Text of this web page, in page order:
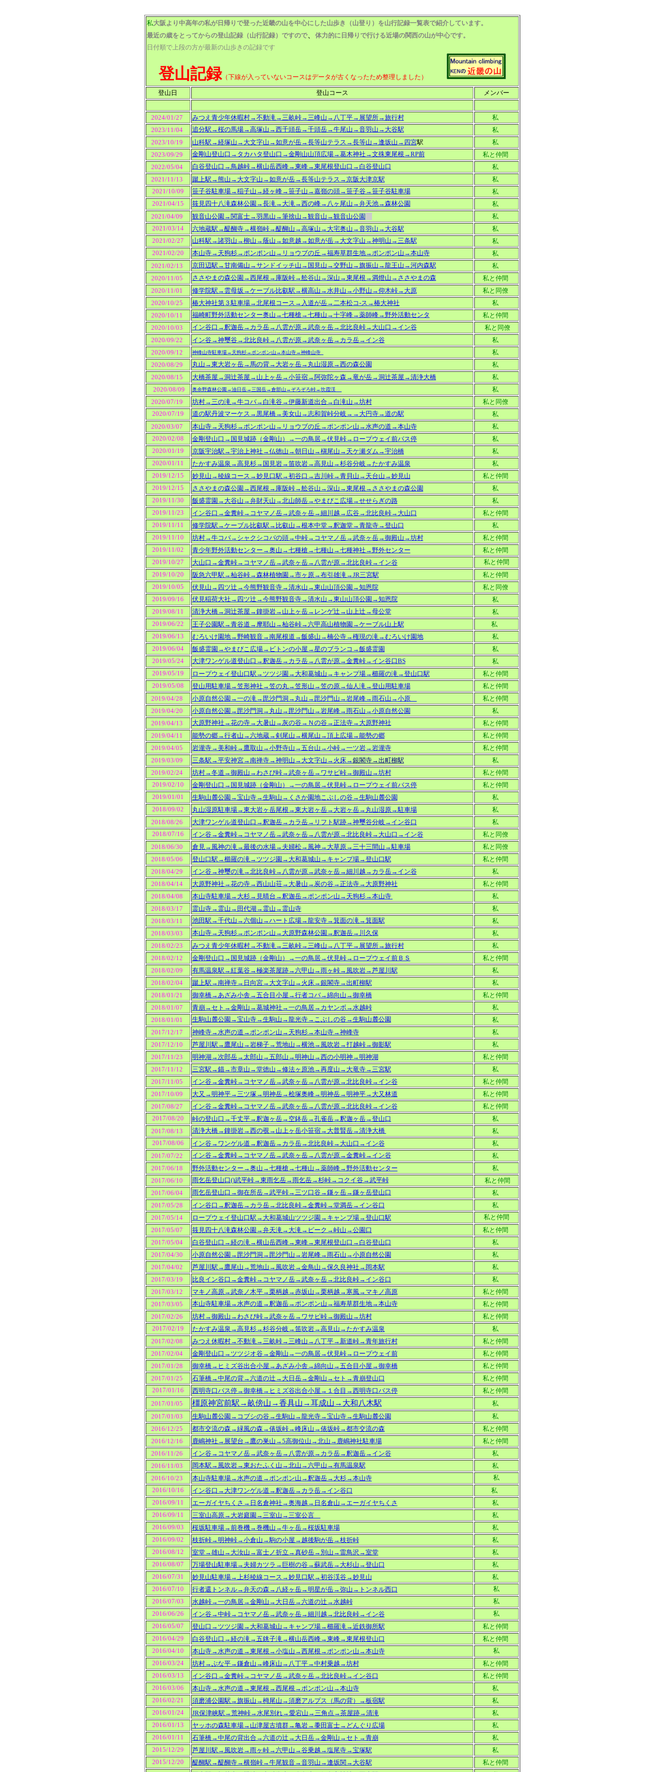
私大阪より中高年の私が日帰りで登った近畿の山を中心にした山歩き（山登り）を山行記録一覧表で紹介しています。
最近の歳をとってからの登山記録（山行記録）ですので、 体力的に日帰りで行ける近場の関西の山が中心です。
日付順で上段の方が最新の山歩きの記録です
登山記録（下線が入っていないコースはデータが古くなったため整理しました）
登山日 登山コース メンバー
2024/01/27 みつえ青少年休暇村→不動滝→三畝峠→三峰山→八丁平→展望所→旅行村
私
2023/11/04
追分駅→桜の馬場→高塚山→西千頭岳→千頭岳→牛尾山→音羽山→大谷駅
私
2023/10/19
山科駅→経塚山→大文字山→如意が岳→長等山テラス→長等山→逢坂山→四宮駅
私
2023/09/29
金剛山登山口→タカハタ登山口→金剛山山頂広場→葛木神社→文殊東尾根→RP前
私と仲間
2022/05/04
白谷登山口→鳥越峠→横山岳西峰→東峰→東尾根登山口→白谷登山口
私
2021/11/13
蹴上駅→熊山→大文字山→如意が岳→長等山テラス→京阪大津京駅
私
2021/10/09
笹子谷駐車場→稲子山→経ヶ峰→笹子山→嘉嶺の頭→笹子谷→笹子谷駐車場
私
2021/04/15
筱見四十八滝森林公園→長滝→大滝→西の峰→八ヶ尾山→弁天池→森林公園
私
2021/04/09
観音山公園→関富士→羽黒山→筆捨山→観音山→観音山公園
私
2021/03/14
六地蔵駅→醍醐寺→横嶺峠→醍醐山→高塚山→大宅奥山→音羽山→大谷駅
私
2021/02/27
山科駅→諸羽山→柳山→蔭山→如意越→如意が岳→大文字山→神明山→三条駅
私
2021/02/20
本山寺→天狗杉→ポンポン山→リョウブの丘→福寿草群生地→ポンポン山→本山寺
私
2021/02/13
京田辺駅→甘南備山→サンドイッチ山→国見山→交野山→旗振山→龍王山→河内森駅
私
2020/11/05
ささやまの森公園→西尾根→庫阪峠→舩谷山→深山→東尾根→満燈山→ささやまの森
私と仲間
2020/11/01
修学院駅→雲母坂→ケーブル比叡駅→横高山→水井山→小野山→仰木峠→大原
私と同僚
2020/10/25
椿大神社第３駐車場→北尾根コース→入道が岳→二本松コ-ス→椿大神社
私
2020/10/11
福崎町野外活動センター奥山→七種槍→七種山→十字峰→薬師峰→野外活動センタ
私と仲間
2020/10/03
イン谷口→釈迦岳→カラ岳→八雲が原→武奈ヶ岳→北比良峠→大山口→イン谷
私と同僚
2020/09/22
イン谷→神璽谷→北比良峠→八雲が原→武奈ヶ岳→カラ岳→イン谷
私
2020/09/12
神峰山寺駐車場→天狗杉→ポンポン山→本山寺→神峰山寺
私
2020/08/29
丸山→東大岩ヶ岳→馬の背→大岩ヶ岳→丸山湿原→西の森公園
私
2020/08/15
大橋茶屋→洞辻茶屋→山上ヶ岳→小笹宿→阿弥陀ヶ森→竜が岳→洞辻茶屋→清浄大橋
私
2020/08/09
奥余野森林公園→油日岳→三国岳→倉部山→ぞろぞろ峠→坎霞渓
私
2020/07/19
坊村→三の滝→牛コバ→白滝谷→伊藤新道出合→白滝山→坊村
私と同僚
2020/07/19
道の駅丹波マーケス→黒尾橋→美女山→志和賀峠分岐→→大円寺→道の駅
私
2020/03/07
本山寺→天狗杉→ポンポン山→リョウブの丘→ポンポン山→水声の道→本山寺
私
2020/02/08
金剛登山口→国見城跡（金剛山）→一の鳥居→伏見峠→ロープウェイ前バス停
私
2020/01/19
京阪宇治駅→宇治上神社→仏徳山→朝日山→槇尾山→天ケ瀬ダム→宇治橋
私
2020/01/11
たかすみ温泉→高見杉→国見岩→笛吹岩→高見山→杉谷分岐→たかすみ温泉
私
2019/12/15
妙見山→稜線コース→妙見口駅→初谷口→吉川峠→青貝山→天台山→妙見山
私と仲間
2019/12/15
ささやまの森公園→西尾根→庫阪峠→舩谷山→深山→東尾根→ささやまの森公園
私
2019/11/30
飯盛霊園→大谷山→弁財天山→北山師岳→やまびこ広場→せせらぎの路
私
2019/11/23
イン谷口→金糞峠→コヤマノ岳→武奈ヶ岳→細川越→広谷→北比良峠→大山口
私と仲間
2019/11/11
修学院駅→ケーブル比叡駅→比叡山→根本中堂→釈迦堂→青龍寺→登山口
私
2019/11/10
坊村→牛コバ→シャクシコバの頭→中峠→コヤマノ岳→武奈ヶ岳→御殿山→坊村
私と仲間
2019/11/02
青少年野外活動センター→奥山→七種槍→七種山→七種神社→野外センター
私と仲間
2019/10/27
大山口→金糞峠→コヤマノ岳→武奈ヶ岳→八雲が原→北比良峠→イン谷
私と仲間
2019/10/20
阪急六甲駅→杣谷峠→森林植物園→市ヶ原→布引雄滝→JR三宮駅
私と仲間
2019/10/05
伏見山→四ツ辻→今熊野観音寺→清水山→東山山頂公園→知恩院
私と同僚
2019/09/16
伏見稲荷大社→四ツ辻→今熊野観音寺→清水山→東山山頂公園→知恩院
私
2019/08/11
清浄大橋→洞辻茶屋→鐘掛岩→山上ヶ岳→レンゲ辻→山上辻→母公堂
私
2019/06/22
王子公園駅→青谷道→ 摩耶山→杣谷峠→六甲高山植物園→ケーブル山上駅
私
2019/06/13
むろいけ園地→野崎観音→南尾根道→飯盛山→楠公寺→権現の滝→むろいけ園地
私
2019/06/04
飯盛霊園→やまびこ広場→ビトンの小屋→星のブランコ→飯盛霊園
私
2019/05/24
大津ワンゲル道登山口→釈迦岳→カラ岳→八雲が原→金糞峠→イン谷口BS
私
2019/05/19
ロープウェイ登山口駅→ツツジ園→大和葛城山→キャンプ場→櫛羅の滝→登山口駅
私と仲間
2019/05/08
登山用駐車場→笠形神社→笠の丸→笠形山→笠の原→仙人滝→登山用駐車場
私と仲間
2019/04/28
小原自然公園 →一の滝→毘沙門洞→丸山→毘沙門山→岩尾峰→雨石山→小原
私と仲間
2019/04/20
小原自然公園 →毘沙門洞→丸山→毘沙門山→岩尾峰→雨石山→小原自然公園
私
2019/04/13
大原野神社→花の寺→大暑山→灰の谷→Ｎの谷→正法寺→大原野神社
私と仲間
2019/04/11
能勢の郷→行者山→六地蔵→剣尾山→横尾山→頂上広場→能勢の郷
私と仲間
2019/04/05
岩瀧寺→美和峠→鷹取山→小野寺山→五台山→小峠→一ツ岩→岩瀧寺
私と仲間
2019/03/09
三条駅→平安神宮→南禅寺→神明山→大文字山→火床→銀閣寺→出町柳駅
私
2019/02/24
坊村→冬道→御殿山→わさび峠→武奈ヶ岳→ワサビ峠→御殿山→坊村
私と仲間
2019/02/10
金剛登山口→国見城跡（金剛山）→一の鳥居→伏見峠→ロープウェイ前バス停
私と仲間
2019/01/01
生駒山麓公園→宝山寺→生駒山→くさか園地こぶしの谷→生駒山麓公園
私
2018/09/02
丸山湿原駐車場→東大岩ヶ岳尾根→東大岩ヶ岳→大岩ヶ岳→丸山湿原→駐車場
私
2018/08/26
大津ワンゲル道登山口→釈迦岳→カラ岳→リフト駅跡→神璽谷分岐→イン谷口
私
2018/07/16
イン谷→金糞峠→コヤマノ岳→武奈ヶ岳→八雲が原→北比良峠→大山口→イン谷
私と同僚
2018/06/30
倉見→風神の滝→最後の水場→夫婦松→風神→大草原→三十三間山→駐車場
私と同僚
2018/05/06
登山口駅→櫛羅の滝→ツツジ園→大和葛城山→キャンプ場→登山口駅
私と仲間
2018/04/29
イン谷→神璽の滝→北比良峠→八雲が原→武奈ヶ岳→細川越→カラ岳→イン谷
私
2018/04/14
大原野神社→花の寺→西山山荘→大暑山→炭の谷→正法寺→大原野神社
私と仲間
2018/04/08
本山寺駐車場→ 大杉→見晴台→釈迦岳→ポンポン山→天狗杉→本山寺
私
2018/03/17
霊山寺→霊山→田代湖→霊山→霊山寺
私
2018/03/11
池田駅→千代山→六個山→ハート広場→龍安寺→箕面の滝→箕面駅
私
2018/03/03
本山寺→天狗杉→ポンポン山→大原野森林公園→釈迦岳→川久保
私
2018/02/23
みつえ青少年休暇村→不動滝→三畝峠→三峰山→八丁平→展望所→旅行村
私
2018/02/12
金剛登山口→国見城跡（金剛山）→一の鳥居→伏見峠→ロープウェイ前ＢＳ
私と仲間
2018/02/09
有馬温泉駅→紅葉谷→極楽茶屋跡→六甲山→雨ヶ峠→風吹岩→芦屋川駅
私
2018/02/04
蹴上駅→南禅寺→日向宮→大文字山→火床→銀閣寺→出町柳駅
私
2018/01/21
御幸橋→あざみ小舎→五合目小屋→行者コバ→綿向山 →御幸橋
私と仲間
2018/01/07
青崩→セト→金剛山→葛城神社→一の鳥居→カヤンボ→水越峠
私
2018/01/01
生駒山麓公園→宝山寺→生駒山→龍光寺→こぶしの谷→生駒山麓公園
私
2017/12/17
神峰寺→水声の道→ポンポン山→天狗杉→本山寺→神峰寺
私
2017/12/10
芦屋川駅→鷹尾山→岩梯子→荒地山→横池→風吹岩→打越峠→御影駅
私
2017/11/23
明神湖→次郎岳→太郎山→五郎山→明神山→西の小明神→明神湖
私と仲間
2017/11/12
三宮駅→錨→市章山→堂徳山→修法ヶ原池→再度山→大竜寺→三宮駅
私
2017/11/05
イン谷→金糞峠→コヤマノ岳→武奈ヶ岳→八雲が原→北比良峠→イン谷
私と仲間
2017/10/09
大又→明神平→三ツ塚→明神岳→桧塚奥峰→明神岳→明神平→大又林道
私と仲間
2017/08/27
イン谷→金糞峠→コヤマノ岳→武奈ヶ岳→八雲が原→北比良峠→イン谷
私と仲間
2017/08/20
峠の登山口→千丈平→釈迦ヶ岳→空鉢岳→孔雀岳→釈迦ヶ岳→登山口
私
2017/08/13
清浄大橋→鐘掛岩→西の覗→山上ヶ岳小笹宿→大普賢岳→清浄大橋
私
2017/08/06
イン谷→ワンゲル道→釈迦岳→カラ岳→北比良峠→大山口→イン谷
私
2017/07/22
イン谷→金糞峠→コヤマノ岳→武奈ヶ岳→八雲が原→金糞峠→イン谷
私
2017/06/18
野外活動センター→奥山→七種槍→七種山→薬師峰→野外活動センター
私
2017/06/10
雨乞岳登山口()武平峠→東雨乞岳→雨乞岳→杉峠→コクイ谷→武平峠
私と仲間
2017/06/04
雨乞岳登山口→御在所岳→武平峠→三ツ口谷→鎌ヶ岳→鎌ヶ岳登山口
私
2017/05/28
イン谷口→釈迦岳→カラ岳→北比良峠→金糞峠→堂満岳→イン谷口
私
2017/05/14
ロープウェイ登山口駅→大和葛城山ツツジ園→キャンプ場→登山口駅
私と仲間
2017/05/07
筱見四十八滝森林公園→弁天滝→大滝→ピーク→峠山→公園口
私と仲間
2017/05/04
白谷登山口→経の滝→横山岳西峰→東峰→東尾根登山口→白谷登山口
私
2017/04/30
小原自然公園 →毘沙門洞→毘沙門山→岩尾峰→雨石山→小原自然公園
私
2017/04/02
芦屋川駅→鷹尾山→荒地山→風吹岩→金鳥山→保久良神社→岡本駅
私
2017/03/19
比良イン谷口→金糞峠→コヤマノ岳→武奈ヶ岳→北比良峠→イン谷口
私
2017/03/12
マキノ高原→武奈ノ木平→栗柄越→赤坂山→栗柄越→寒風→マキノ高原
私と仲間
2017/03/05
本山寺駐車場→水声の道→釈迦岳→ポンポン山→福寿草群生地→本山寺
私と仲間
2017/02/26
坊村→御殿山→わさび峠→武奈ヶ岳→ワサビ峠→御殿山→坊村
私と仲間
2017/02/19
たかすみ温泉→高見杉→杉谷分岐→笛吹岩→高見山→たかすみ温泉
私
2017/02/08
みつえ休暇村→不動滝→三畝峠→三峰山→八丁平→新道峠→青年旅行村
私と仲間
2017/02/04
金剛登山口→ツツジオ谷→金剛山→一の鳥居→伏見峠→ロープウェイ前
私と仲間
2017/01/28
御幸橋→ヒミズ谷出合小屋→あざみ小舎→綿向山 →五合目小屋 →御幸橋
私と仲間
2017/01/25
石筆橋→中尾の背→六道の辻→大日岳→金剛山→セト→青崩登山口
私と仲間
2017/01/16
西明寺口バス停→御幸橋→ヒミズ谷出合小屋→１合目 →西明寺口バス停
私と仲間
2017/01/05
橿原神宮前駅→畝傍山→香具山→耳成山→大和八木駅
私
2017/01/03
生駒山麓公園→コブシの谷→生駒山→龍光寺→宝山寺→生駒山麓公園
私
2016/12/25
都市交流の森→緑風の森→俵坂峠→峰床山→俵坂峠→都市交流の森
私と仲間
2016/12/16
鹿嶋神社→展望台→鷹の巣山→5高御位山→北山→鹿嶋神社駐車場
私と仲間
2016/11/26
イン谷→コヤマノ岳→武奈ヶ岳→八雲が原→カラ岳→釈迦岳→イン谷
私
2016/11/03
岡本駅→風吹岩→東おたふく山→北山→六甲山→有馬温泉駅
私
2016/10/23
本山寺駐車場→水声の道→ポンポン山→釈迦岳→大杉→本山寺
私
2016/10/16
イン谷口→大津ワンゲル道→釈迦岳→カラ岳→イン谷口
私
2016/09/11
エーガイヤちくさ→日名倉神社→奥海越→日名倉山→エーガイヤちくさ
私
2016/09/11
三室山高原→大岩庭園→三室山→三室公言
私
2016/09/03
桜坂駐車場→前巻機→巻機山→牛ヶ岳→桜坂駐車場
私
2016/09/02
枝折峠→明神峠→小倉山→駒の小屋→越後駒が岳→枝折峠
私
2016/08/12
室堂→雄山→大汝山→富士ノ折立→真砂岳→別山→雷鳥沢→室堂
私
2016/08/07
万場登山駐車場→夫婦カツラ→巨樹の谷→蘇武岳→大杉山→登山口
私
2016/07/31
妙見山駐車場→上杉稜線コース→妙見口駅→初谷渓谷→妙見山
私
2016/07/10
行者還トンネル→弁天の森→八経ヶ岳→明星が岳→弥山→トンネル西口
私
2016/07/03
水越峠→一の鳥居→金剛山→大日岳→六道の辻→水越峠
私
2016/06/26
イン谷→中峠→コヤマノ岳→武奈ヶ岳→細川越→北比良峠→イン谷
私
2016/05/07
登山口→ツツジ園→大和葛城山→キャンプ場→櫛羅滝→近鉄御所駅
私と仲間
2016/04/29
白谷登山口→経の滝→五銚子滝→横山岳西峰→東峰→東尾根登山口
私と仲間
2016/04/10
本山寺→水声の道→東尾根→小塩山→西尾根→ポンポン山→本山寺
私
2016/03/24
坊村→ぶな平→鎌倉山→峰床山→八丁平→中村乗越→坊村
私と仲間
2016/03/13
イン谷口→金糞峠→コヤマノ岳→武奈ヶ岳→北比良峠→イン谷口
私と仲間
2016/03/06
本山寺→水声の道→東尾根→西尾根→ポンポン山→本山寺
私
2016/02/21
須磨浦公園駅→旗振山→栂尾山→須磨アルプス（馬の背）→板宿駅
私
2016/01/24
JR保津峡駅→荒神峠→水尾別れ→愛宕山→三角点→茶屋跡→清滝
私
2016/01/13
ヤッホの森駐車場→ 山津屋古墳群→亀岩→黍田富士→どんぐり広場
私
2016/01/11
石筆橋→中尾の背出合→六道の辻→大日岳→金剛山→セト→青崩
私
2015/12/29
芦屋川駅→風吹岩→雨ヶ峠→六甲山→谷乗越→塩尾寺→宝塚駅
私
2015/12/20
醍醐駅→醍醐寺→横嶺峠→牛尾観音→音羽山→逢坂関→大谷駅
私と仲間